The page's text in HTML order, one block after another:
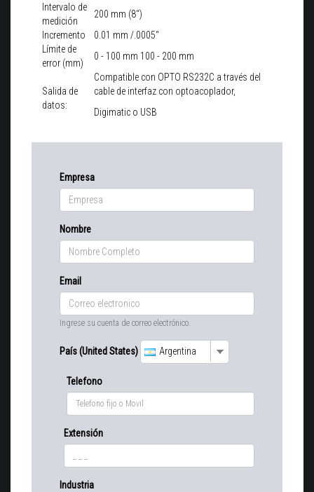
Intervalo de
medición
200 mm (8“)
Incremento
0.01 mm /.0005“
Límite de
error (mm)
0 - 100 mm 100 - 200 mm
Salida de
datos:
Compatible con OPTO RS232C a través del
cable de interfaz con optoacoplador,
Digimatic o USB
Empresa
Nombre
Email
Ingrese su cuenta de correo electrónico.
País (United States) Argentina
Telefono
Extensión
Industria